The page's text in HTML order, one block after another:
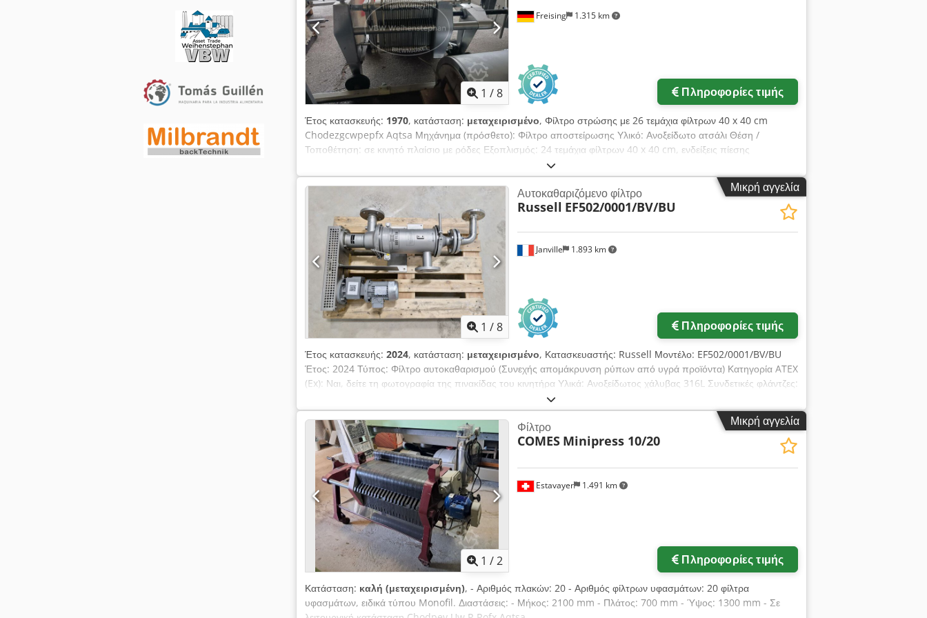
1 /8
Freising 1.315 km
Πληροφορίες τιμής
Έτος κατασκευής: 1970, κατάσταση: μεταχειρισμένο, Φίλτρο στρώσης με 26 τεμάχια φίλτρων 40 x 40 cm
Chodezgcwpepfx Aqtsa Μηχάνημα (πρόσθετο): Φίλτρο αποστείρωσης Υλικό: Ανοξείδωτο ατσάλι Θέση /
Τοποθέτηση: σε κινητό πλαίσιο με ρόδες Εξοπλισμός: 24 τεμάχια φίλτρων 40 x 40 cm, ενδείξεις πίεσης
Μικρή αγγελία
1 /8
Janville 1.893 km
Αυτοκαθαριζόμενο φίλτρο
Russell EF502/0001/BV/BU
Πληροφορίες τιμής
Έτος κατασκευής: 2024, κατάσταση: μεταχειρισμένο, Κατασκευαστής: Russell Μοντέλο: EF502/0001/BV/BU
Έτος: 2024 Τύπος: Φίλτρο αυτοκαθαρισμού (Συνεχής απομάκρυνση ρύπων από υγρά προϊόντα) Κατηγορία ATEX
(Ex): Ναι, δείτε τη φωτογραφία της πινακίδας του κινητήρα Υλικά: Ανοξείδωτος χάλυβας 316L Συνδετικές φλάντζες:
DN50 – εξωτερική διάμετρος 165 mm Csdoziqfaepfx Aqtjha Είσοδος προϊόντος: DN40 – εξωτερική διάμετρος
150 mm Εγκατεστημένο μέγεθος διχτυού: 800 μικρά Μέγιστη πίεση: 10 bar (20°C) Ισχύς κινητήρα: 0,13 kW
Μικρή αγγελία
1 /2
Estavayer 1.491 km
Φίλτρο
COMES Minipress 10/20
Πληροφορίες τιμής
Κατάσταση: καλή (μεταχειρισμένη), - Αριθμός πλακών: 20 - Αριθμός φίλτρων υφασμάτων: 20 φίλτρα
υφασμάτων, ειδικά τύπου Monofil. Διαστάσεις: - Μήκος: 2100 mm - Πλάτος: 700 mm - Ύψος: 1300 mm - Σε